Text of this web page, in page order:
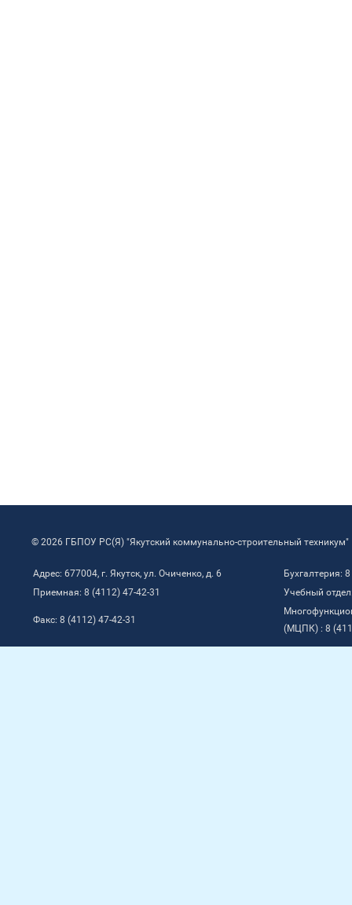
© 2026 ГБПОУ РС(Я) "Якутский коммунально-строительный техникум"
Адрес: 677004, г. Якутск, ул. Очиченко, д. 6
Бухгалтерия:
Приемная: 8 (4112) 47-42-31
Учебный
Факс: 8 (4112) 47-42-31
(МЦПК) : 8